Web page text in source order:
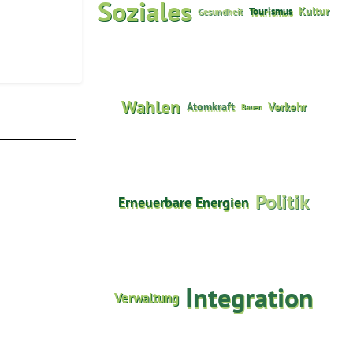
Soziales Gesundheit Tourismus Kultur
Wahlen Atomkraft Bauen Verkehr
Erneuerbare Energien Politik
Verwaltung Integration